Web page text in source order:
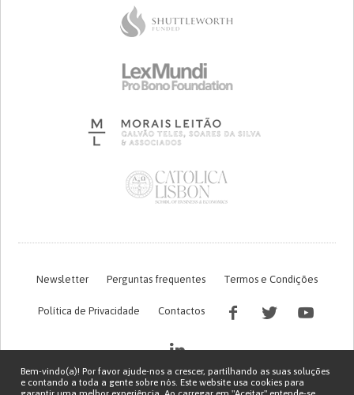
Newsletter Perguntas frequentes Termos e Condições
Política de Privacidade Contactos
Bem-vindo(a)! Por favor ajude-nos a crescer, partilhando as suas soluções
e contando a toda a gente sobre nós. Este website usa cookies para